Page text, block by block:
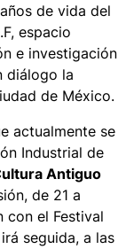
de vida del
espacio
e investigación
diálogo la
de México.
actualmente se
Industrial de
Antiguo
de 21 a
con el Festival
seguida, a las